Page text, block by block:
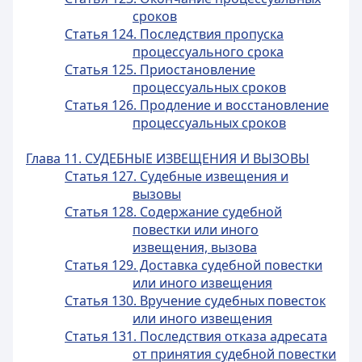
сроков
Статья 124. Последствия пропуска
процессуального срока
Статья 125. Приостановление
процессуальных сроков
Статья 126. Продление и восстановление
процессуальных сроков
Глава 11. СУДЕБНЫЕ ИЗВЕЩЕНИЯ И ВЫЗОВЫ
Статья 127. Судебные извещения и
вызовы
Статья 128. Содержание судебной
повестки или иного
извещения, вызова
Статья 129. Доставка судебной повестки
или иного извещения
Статья 130. Вручение судебных повесток
или иного извещения
Статья 131. Последствия отказа адресата
от принятия судебной повестки